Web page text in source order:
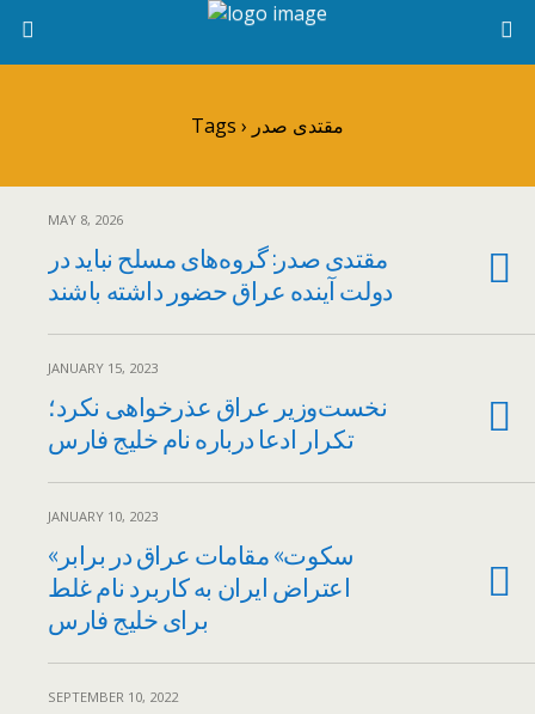
Tags › مقتدی صدر
MAY 8, 2026
مقتدی صدر: گروه‌های مسلح نباید در
دولت آینده عراق حضور داشته باشند
JANUARY 15, 2023
نخست‌وزیر عراق عذرخواهی نکرد؛
تکرار ادعا درباره نام خلیج فارس
JANUARY 10, 2023
«سکوت» مقامات عراق در برابر
اعتراض ایران به کاربرد نام غلط
برای خلیج فارس
SEPTEMBER 10, 2022